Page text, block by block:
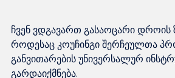
ჩვენ ვდგავართ გასაოცარი დროის
როდესაც კოუჩინგი შერჩეულთა
განვითარების უნივერსალურ
გარდაიქმნება.